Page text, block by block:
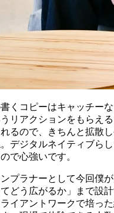
くコピーはキャッチー
リアクションをもらえ
るので、きちんと拡散
デジタルネイティブら
で心強いです。
プラナーとして今回僕
どう広がるか」まで設
イアントワークで培っ